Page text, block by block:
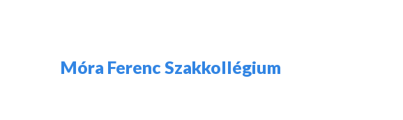
Móra Ferenc Szakkollégium